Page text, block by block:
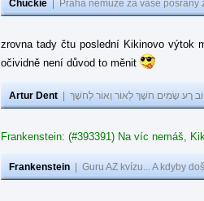
Chuckie Praha nemůže za vaše posraný
zrovna tady čtu poslední Kikinovo výtok
očividně není důvod to měnit
Artur Dent רָע שָׂמִים חֹשֶׁךְ לְאוֹר וְאוֹר לְחֹשֶׁךְ
Frankenstein: (#393391) Na víc nemáš,
Frankenstein Guru AZ kvízu... A kdyby